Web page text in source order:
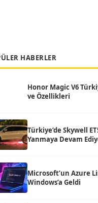
HABERLER
Honor Magic V6
ve Özellikleri
Türkiye’de Skywell
Yanmaya Devam
Microsoft’un Azure
Windows’a Geldi